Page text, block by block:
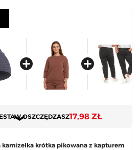
OSZCZĘDZASZ17,98 ZŁ
kamizelka krótka pikowana z kapturem